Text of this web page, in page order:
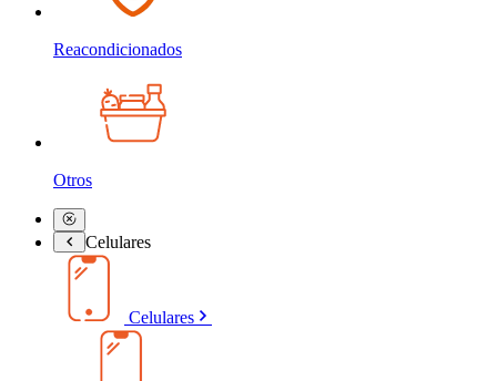
Reacondicionados
Otros
Celulares
Celulares